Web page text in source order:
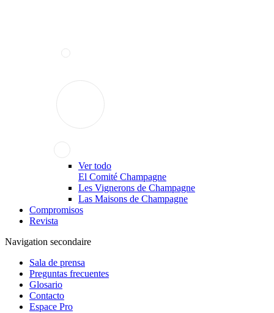
Ver todo
El Comité Champagne
Les Vignerons de Champagne
Las Maisons de Champagne
Compromisos
Revista
Navigation secondaire
Sala de prensa
Preguntas frecuentes
Glosario
Contacto
Espace Pro